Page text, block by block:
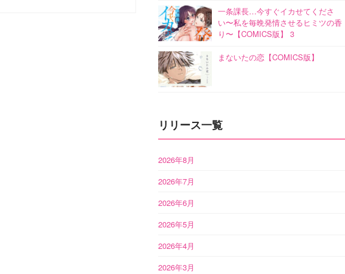
一条課長…今すぐイカせてくださ
い〜私を毎晩発情させるヒミツの香
り〜【COMICS版】 3
まないたの恋【COMICS版】
リリース一覧
2026年8月
2026年7月
2026年6月
2026年5月
2026年4月
2026年3月